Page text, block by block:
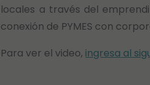
locales a través del
conexión de PYMES con
Para ver el video, ingresa al